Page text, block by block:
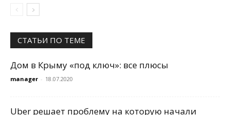
СТАТЬИ ПО ТЕМЕ
Дом в Крыму «под ключ»: все плюсы
manager - 18.07.2020
Uber решает проблему на которую начали